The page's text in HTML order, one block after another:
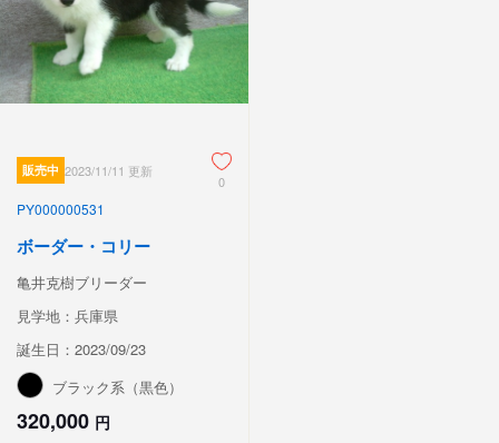
販売中 2023/11/11 更新
0
PY000000531
ボーダー・コリー
亀井克樹ブリーダー
見学地：兵庫県
誕生日：2023/09/23
ブラック系（黒色）
320,000 円